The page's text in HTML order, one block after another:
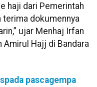
haji dari Pemerintah
terima dokumennya
ujar Menhaj Irfan
Hajj di Bandara
pascagempa